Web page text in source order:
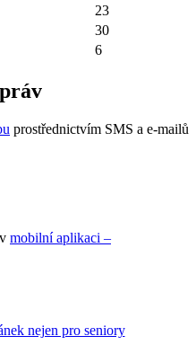
23
30
6
prostřednictvím SMS a e-mailů
mobilní aplikaci –
nejen pro seniory